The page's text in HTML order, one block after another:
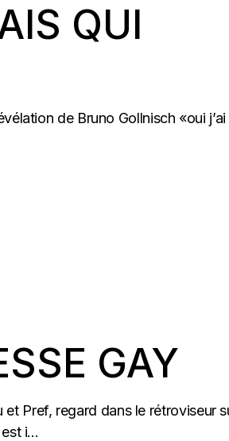
QUI
de Bruno Gollnisch «oui j’ai
GAY
Pref, regard dans le rétroviseur
i...